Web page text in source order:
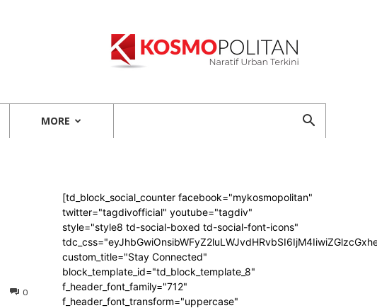
MORE
0
[td_block_social_counter facebook="mykosmopolitan"
twitter="tagdivofficial" youtube="tagdiv"
style="style8 td-social-boxed td-social-font-icons"
custom_title="Stay Connected"
block_template_id="td_block_template_8"
f_header_font_family="712"
f_header_font_transform="uppercase"